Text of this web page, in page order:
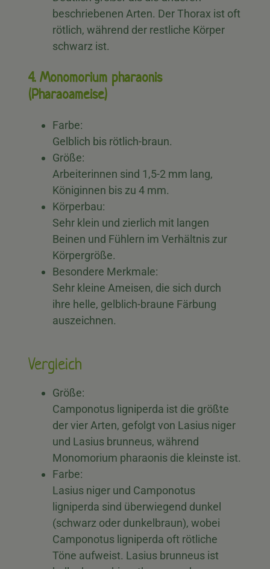
beschriebenen Arten. Der Thorax ist oft
rötlich, während der restliche Körper
schwarz ist.
4. Monomorium pharaonis
(Pharaoameise)
Farbe:
Gelblich bis rötlich-braun.
Größe:
Arbeiterinnen sind 1,5-2 mm lang,
Königinnen bis zu 4 mm.
Körperbau:
Sehr klein und zierlich mit langen
Beinen und Fühlern im Verhältnis zur
Körpergröße.
Besondere Merkmale:
Sehr kleine Ameisen, die sich durch
ihre helle, gelblich-braune Färbung
auszeichnen.
Vergleich
Größe:
Camponotus ligniperda ist die größte
der vier Arten, gefolgt von Lasius niger
und Lasius brunneus, während
Monomorium pharaonis die kleinste ist.
Farbe:
Lasius niger und Camponotus
ligniperda sind überwiegend dunkel
(schwarz oder dunkelbraun), wobei
Camponotus ligniperda oft rötliche
Töne aufweist. Lasius brunneus ist